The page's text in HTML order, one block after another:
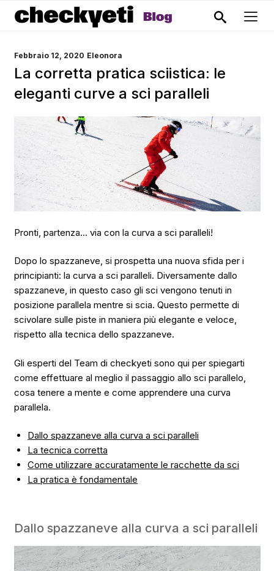
PUBBLICATO
Febbraio 12, 2020 Eleonora
La corretta pratica sciistica: le
eleganti curve a sci paralleli
Pronti, partenza… via con la curva a sci paralleli!
Dopo lo spazzaneve, si prospetta una nuova sfida per i
principianti: la curva a sci paralleli. Diversamente dallo
spazzaneve, in questo caso gli sci vengono tenuti in
posizione parallela mentre si scia. Questo permette di
scivolare sulle piste in maniera più elegante e veloce,
rispetto alla tecnica dello spazzaneve.
Gli esperti del Team di checkyeti sono qui per spiegarti
come effettuare al meglio il passaggio allo sci parallelo,
cosa tenere a mente e come apprendere una curva
parallela.
Dallo spazzaneve alla curva a sci paralleli
La tecnica corretta
Come utilizzare accuratamente le racchette da sci
La pratica è fondamentale
Dallo spazzaneve alla curva a sci paralleli